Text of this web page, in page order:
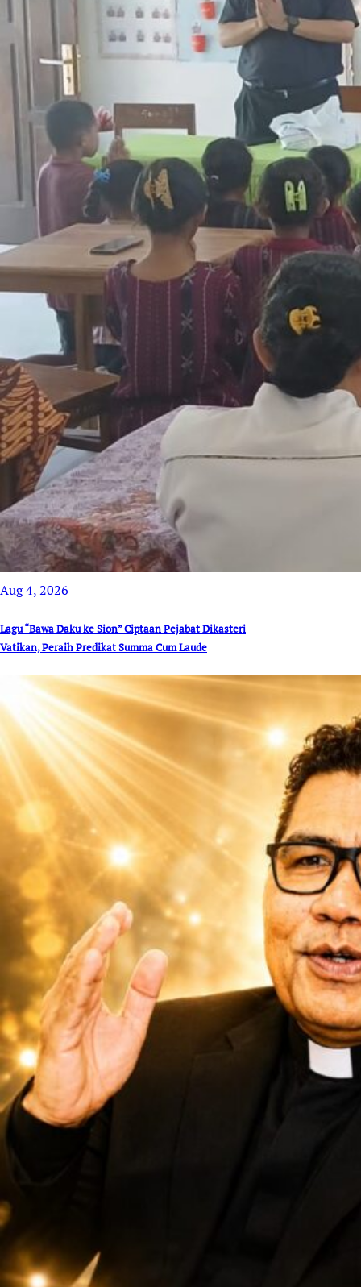
Aug 4, 2026
Lagu “Bawa Daku ke Sion” Ciptaan Pejabat Dikasteri
Vatikan, Peraih Predikat Summa Cum Laude